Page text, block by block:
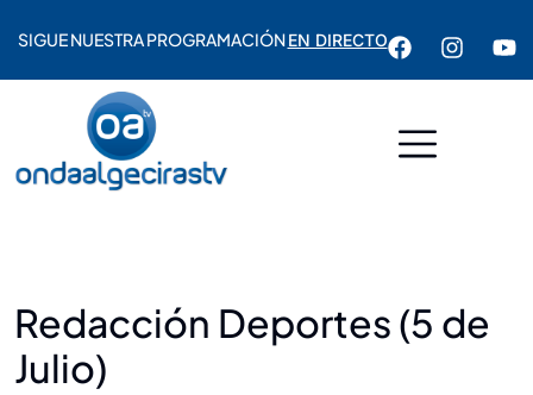
SIGUE NUESTRA PROGRAMACIÓNEN DIRECTO
Redacción Deportes (5 de
Julio)